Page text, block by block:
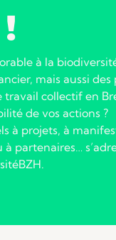
à la
mais aussi des
travail collectif en
de vos actions ?
à projets, à
partenaires…